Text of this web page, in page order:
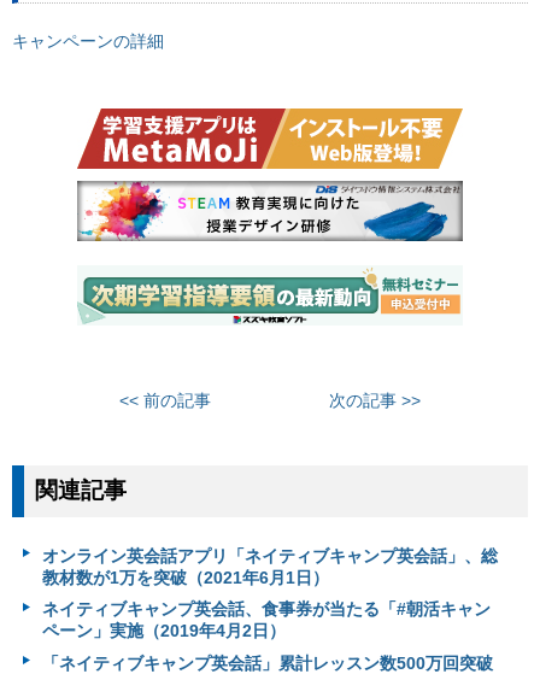
キャンペーンの詳細
<< 前の記事 次の記事 >>
関連記事
オンライン英会話アプリ「ネイティブキャンプ英会話」、総
教材数が1万を突破（2021年6月1日）
ネイティブキャンプ英会話、食事券が当たる「#朝活キャン
ペーン」実施（2019年4月2日）
「ネイティブキャンプ英会話」累計レッスン数500万回突破